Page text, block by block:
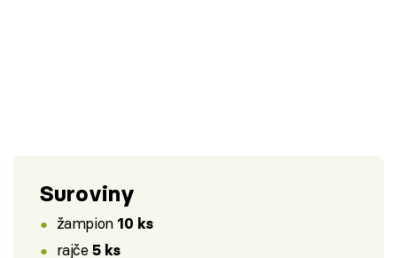
Suroviny
žampion 10 ks
rajče5 ks